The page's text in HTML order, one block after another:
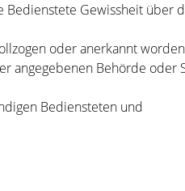
Gewissheit über
oder anerkannt
angegebenen Behörde oder
Bediensteten und